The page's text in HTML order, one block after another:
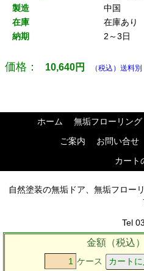
製造
中国
在庫
在庫あり
納期
2～3日
価格： 10,640円 （税込）送料別
金額（税込
ケース
ホーム 無垢フローリング
ご案内
お問い合せ
カート
自然塗装の無垢ドア、無垢フロー
Tel